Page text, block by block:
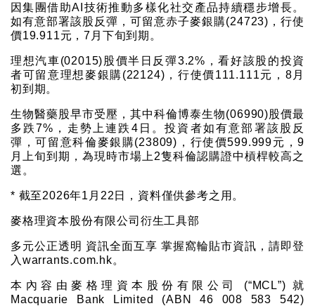
因集團借助AI技術推動多樣化社交產品持續穩步增長。
如有意部署該股反彈，可留意赤子麥銀購(24723)，行使
價19.911元，7月下旬到期。
理想汽車(02015)股價半日反彈3.2%，看好該股的投資
者可留意理想麥銀購(22124)，行使價111.111元，8月
初到期。
生物醫藥股早市受壓，其中科倫博泰生物(06990)股價最
多跌7%，走勢上連跌4日。投資者如有意部署該股反
彈，可留意科倫麥銀購(23809)，行使價599.999元，9
月上旬到期，為現時市場上2隻科倫認購證中槓桿較高之
選。
* 截至2026年1月22日，資料僅供參考之用。
麥格理資本股份有限公司衍生工具部
多元公正透明 資訊全面互享 掌握窩輪貼市資訊，請即登
入warrants.com.hk。
本內容由麥格理資本股份有限公司 (“MCL”) 就
Macquarie Bank Limited (ABN 46 008 583 542)